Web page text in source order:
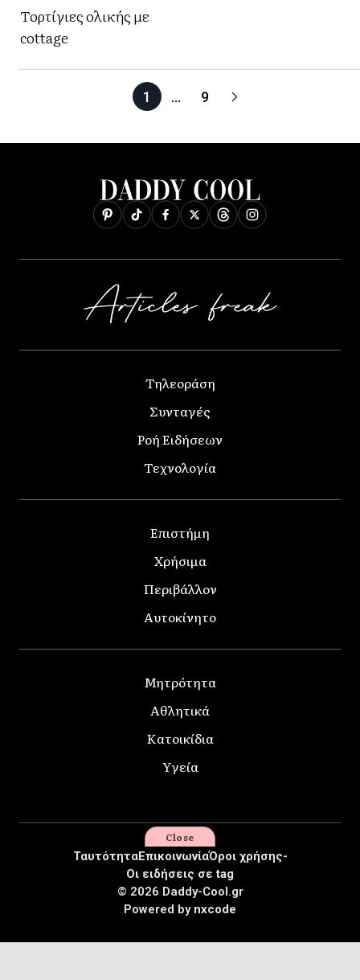
Τορτίγιες ολικής με
cottage
1 … 9
Τηλεοράση
Συνταγές
Ροή Ειδήσεων
Τεχνολογία
Επιστήμη
Χρήσιμα
Περιβάλλον
Αυτοκίνητο
Μητρότητα
Αθλητικά
Κατοικίδια
Υγεία
© 2026 Daddy-Cool.gr
ΤαυτότηταΕπικοινωνίαΌροι χρήσης-
Οι ειδήσεις σε tag
Powered by nxcode
Close